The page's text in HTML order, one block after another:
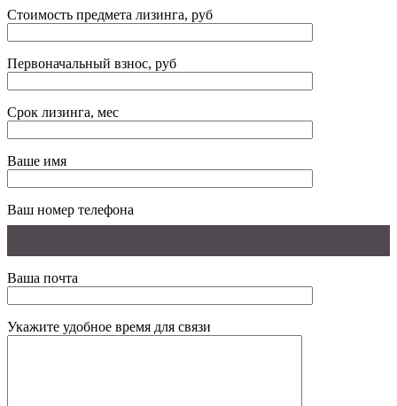
Стоимость предмета лизинга, руб
Первоначальный взнос, руб
Срок лизинга, мес
Ваше имя
Ваш номер телефона
Ваша почта
Укажите удобное время для связи